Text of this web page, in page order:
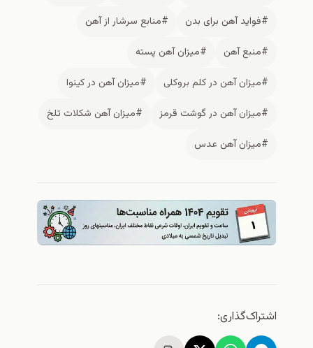
#فواید آهن برای بدن
#منابع سرشار از آهن
#منبع آهن
#میزان آهن پسته
#میزان آهن در کلم بروکلی
#میزان آهن در کینوا
#میزان آهن در گوشت قرمز
#میزان آهن شکلات تلخ
#میزان آهن عدس
اشتراک‌گذاری: